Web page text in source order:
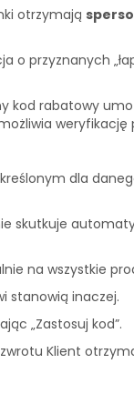
otrzymają
o przyznanych
kod rabatowy
weryfikację
dla
skutkuje
na wszystkie
stanowią inaczej.
„Zastosuj kod”.
Klient